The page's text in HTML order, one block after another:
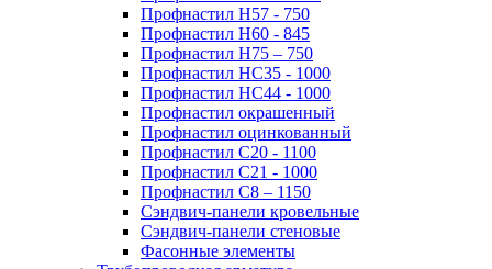
Профнастил Н57 - 750
Профнастил Н60 - 845
Профнастил Н75 – 750
Профнастил НС35 - 1000
Профнастил НС44 - 1000
Профнастил окрашенный
Профнастил оцинкованный
Профнастил С20 - 1100
Профнастил С21 - 1000
Профнастил С8 – 1150
Сэндвич-панели кровельные
Сэндвич-панели стеновые
Фасонные элементы